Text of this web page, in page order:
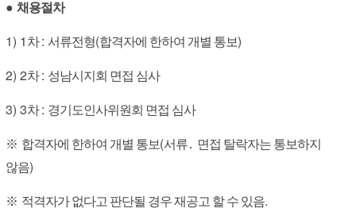
● 채용절차
1) 1 차: 서류전형(합격자에 한하여 개별 통보)
2) 2차: 성남시지회 면접 심사
3) 3차: 경기도인사위원회 면접 심사
※ 합격자에 한하여 개별 통보(서류․ 면접 탈락자는 통보하지
않음)
※ 적격자가 없다고 판단될 경우 재공고 할 수 있음.